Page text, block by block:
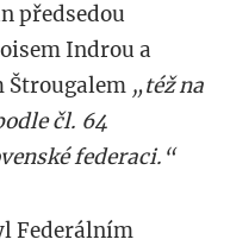
předsedou
Indrou a
Štrougalem „též na
čl. 64
federaci.“
Federálním